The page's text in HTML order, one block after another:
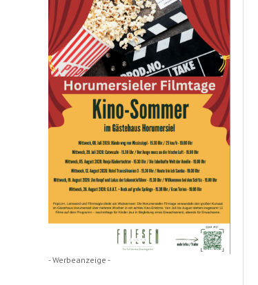
- Werbeanzeige -